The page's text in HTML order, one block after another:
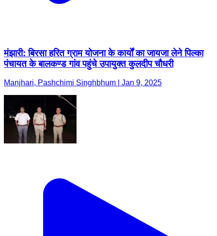
मंझारी: बिरसा हरित ग्राम योजना के कार्यों का जायजा लेने पिल्का
पंचायत के बालकण्ड गांव पहुंचे उपायुक्त कुलदीप चौधरी
Manjhari, Pashchimi Singhbhum | Jan 9, 2025